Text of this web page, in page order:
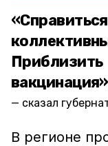
сказал
В регионе